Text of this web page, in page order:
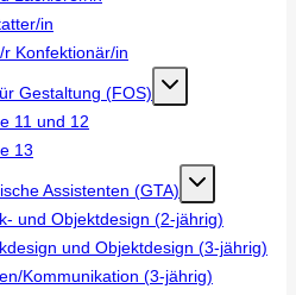
in
r Konfektionär/in
Gestaltung (FOS)
11 und 12
13
Assistenten (GTA)
und Objektdesign (2-jährig)
und Objektdesign (3-jährig)
Kommunikation (3-jährig)